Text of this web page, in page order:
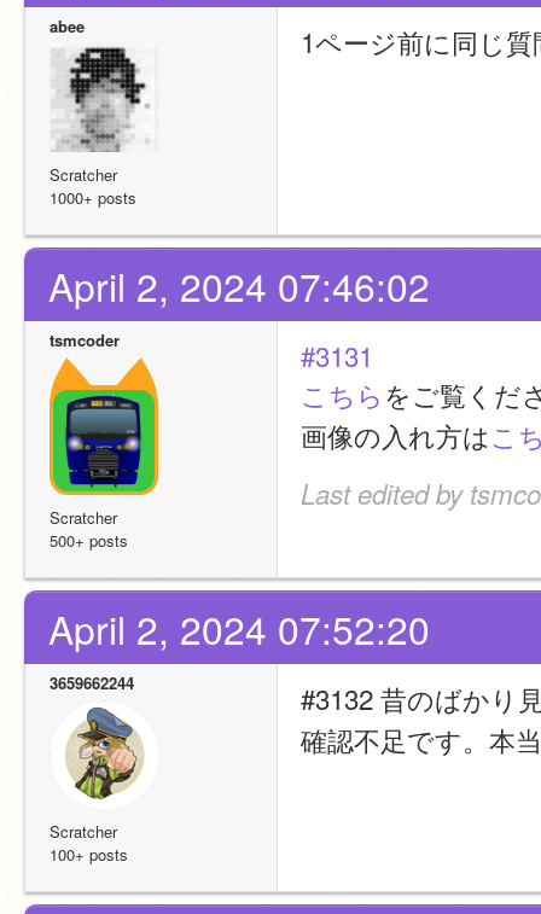
abee
Scratcher
1000+ posts
1ページ前に同じ
April 2, 2024 07:46:02
tsmcoder
Scratcher
500+ posts
#3131
こちらをご覧くだ
画像の入れ方はこ
Last edited by
April 2, 2024 07:52:20
3659662244
Scratcher
100+ posts
#3132 昔のばかり
確認不足です。本